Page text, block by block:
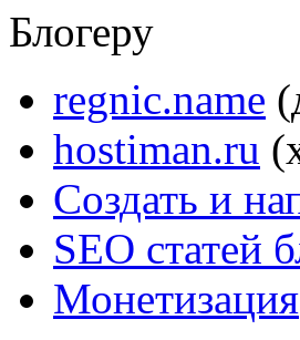
Блогеру
regnic.name
hostiman.ru
Создать и
SEO статей
Монетизация